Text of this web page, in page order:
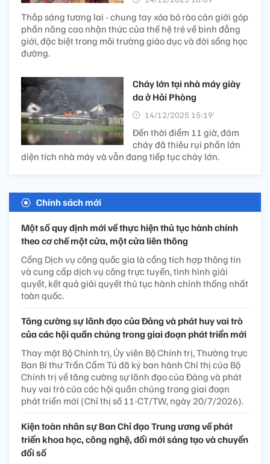
Thắp sáng tương lai - chung tay xóa bỏ rào cản giới góp
phần nâng cao nhận thức của thế hệ trẻ về bình đẳng
giới, đặc biệt trong môi trường giáo dục và đời sống học
đường.
Cháy lớn tại nhà máy giày
da ở Hải Phòng
14/12/2025 15:19’
Đến thời điểm 11 giờ, đám
cháy đã thiêu rụi phần lớn
diện tích nhà máy và vẫn đang tiếp tục cháy lớn.
Chính sách mới
Một số quy định mới về thực hiện thủ tục hành chính
theo cơ chế một cửa, một cửa liên thông
Cổng Dịch vụ công quốc gia là cổng tích hợp thông tin
và cung cấp dịch vụ công trực tuyến, tình hình giải
quyết, kết quả giải quyết thủ tục hành chính thống nhất
toàn quốc.
Tăng cường sự lãnh đạo của Đảng và phát huy vai trò
của các hội quần chúng trong giai đoạn phát triển mới
Thay mặt Bộ Chính trị, Ủy viên Bộ Chính trị, Thường trực
Ban Bí thư Trần Cẩm Tú đã ký ban hành Chỉ thị của Bộ
Chính trị về tăng cường sự lãnh đạo của Đảng và phát
huy vai trò của các hội quần chúng trong giai đoạn
phát triển mới (Chỉ thị số 11-CT/TW, ngày 20/7/2026).
Kiện toàn nhân sự Ban Chỉ đạo Trung ương về phát
triển khoa học, công nghệ, đổi mới sáng tạo và chuyển
đổi số